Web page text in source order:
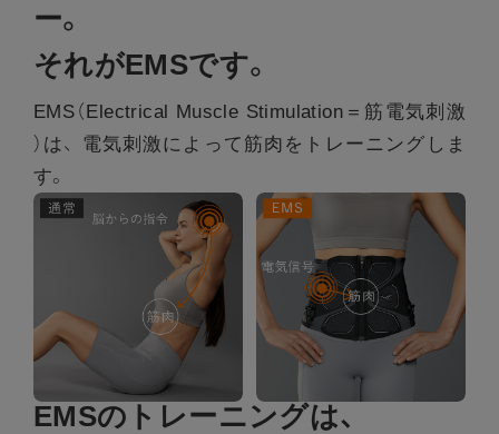
ー。
それがEMSです。
EMS（Electrical Muscle Stimulation＝筋電気刺激
）は、
電気刺激によって筋肉をトレーニングしま
す。
EMSのトレーニングは、